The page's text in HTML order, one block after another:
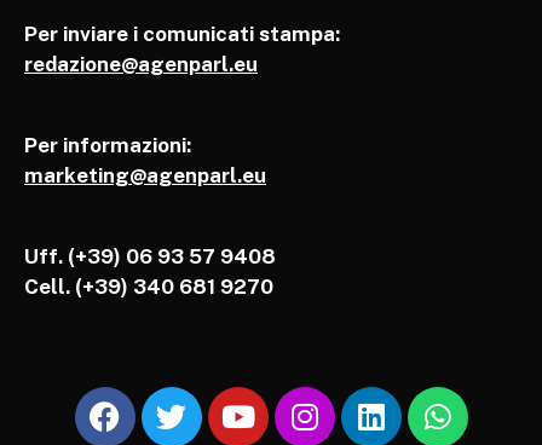
Per inviare i comunicati stampa:
redazione@agenparl.eu
Per informazioni:
marketing@agenparl.eu
Uff. (+39) 06 93 57 9408
Cell. (+39) 340 681 9270